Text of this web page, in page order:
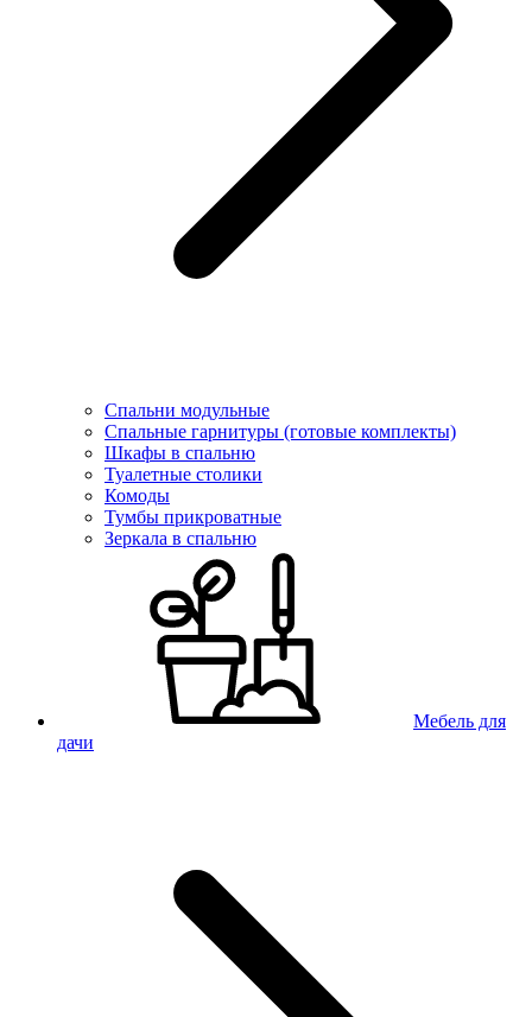
Спальни модульные
Спальные гарнитуры (готовые комплекты)
Шкафы в спальню
Туалетные столики
Комоды
Тумбы прикроватные
Зеркала в спальню
Мебель для
дачи